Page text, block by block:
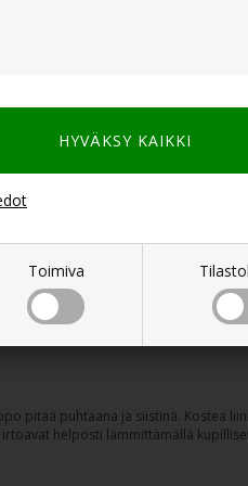
Toimiva
Lapsilukko estää
sähköä arjessa.
mikroaalto- ja 1000 watin
Kahdeksan eri
kun taas grilli tekee pinnasta
pitää puhtaana ja siistinä. Kostea
helposti lämmittämällä